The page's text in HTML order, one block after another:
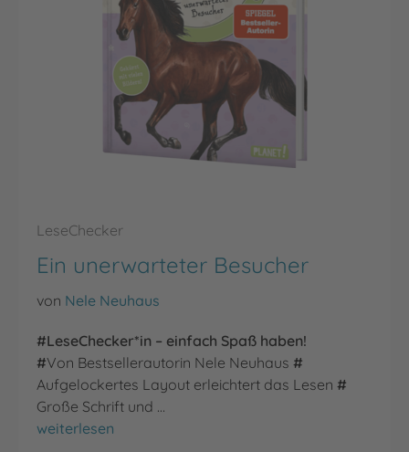
LeseChecker
Ein unerwarteter Besucher
von Nele Neuhaus
#LeseChecker*in – einfach Spaß haben!
#Von Bestsellerautorin Nele Neuhaus #
Aufgelockertes Layout erleichtert das Lesen #
Große Schrift und …
Ein unerwarteter Besucher
weiterlesen